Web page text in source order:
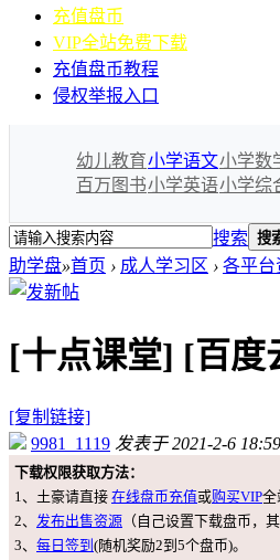
充值盘币
VIP全站免费下载
充值盘币教程
侵权举报入口
幼儿教育小学语文小学数
百万图书小学英语小学综
搜索 搜
助学盘»首页 › 成人学习区 › 各平台
[十点课堂] [百度
[复制链接]
9981_1119 发表于 2021-2-6
下载权限获取方法：
1、土豪请直接 在线盘币充值或购买VIP全
2、 发布出售资源 （自己设置下载盘币，
3、 每日签到 (随机奖励2到5个盘币)。